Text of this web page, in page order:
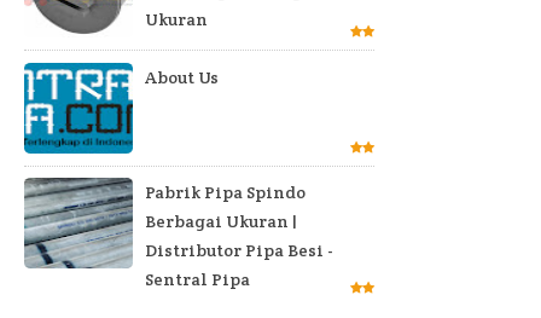
Ukuran
About Us
Pabrik Pipa Spindo
Berbagai Ukuran |
Distributor Pipa Besi -
Sentral Pipa